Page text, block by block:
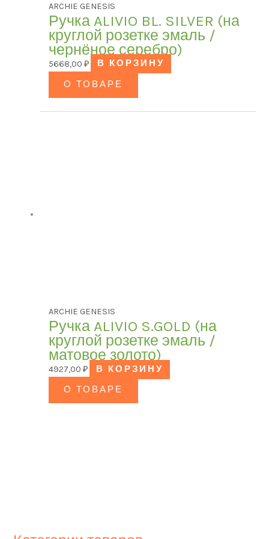
ARCHIE GENESIS
Ручка ALIVIO BL. SILVER (на
круглой розетке эмаль /
чернёное серебро)
5668,00 ₽
В КОРЗИНУ
О ТОВАРЕ
ARCHIE GENESIS
Ручка ALIVIO S.GOLD (на
круглой розетке эмаль /
матовое золото)
4927,00 ₽
В КОРЗИНУ
О ТОВАРЕ